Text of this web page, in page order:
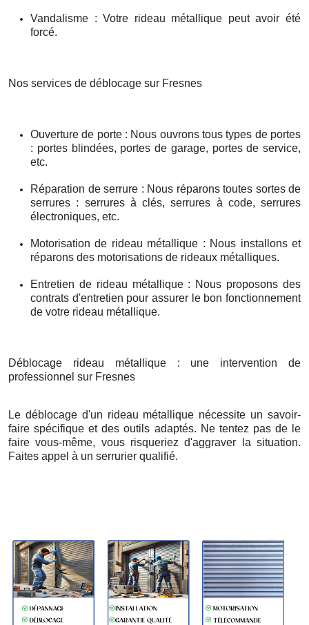
Vandalisme : Votre rideau métallique peut avoir été
forcé.
Nos services de déblocage sur Fresnes
Ouverture de porte : Nous ouvrons tous types de portes
: portes blindées, portes de garage, portes de service,
etc.
Réparation de serrure : Nous réparons toutes sortes de
serrures : serrures à clés, serrures à code, serrures
électroniques, etc.
Motorisation de rideau métallique : Nous installons et
réparons des motorisations de rideaux métalliques.
Entretien de rideau métallique : Nous proposons des
contrats d'entretien pour assurer le bon fonctionnement
de votre rideau métallique.
Déblocage rideau métallique : une intervention de
professionnel sur Fresnes
Le déblocage d'un rideau métallique nécessite un savoir-
faire spécifique et des outils adaptés. Ne tentez pas de le
faire vous-même, vous risqueriez d'aggraver la situation.
Faites appel à un serrurier qualifié.